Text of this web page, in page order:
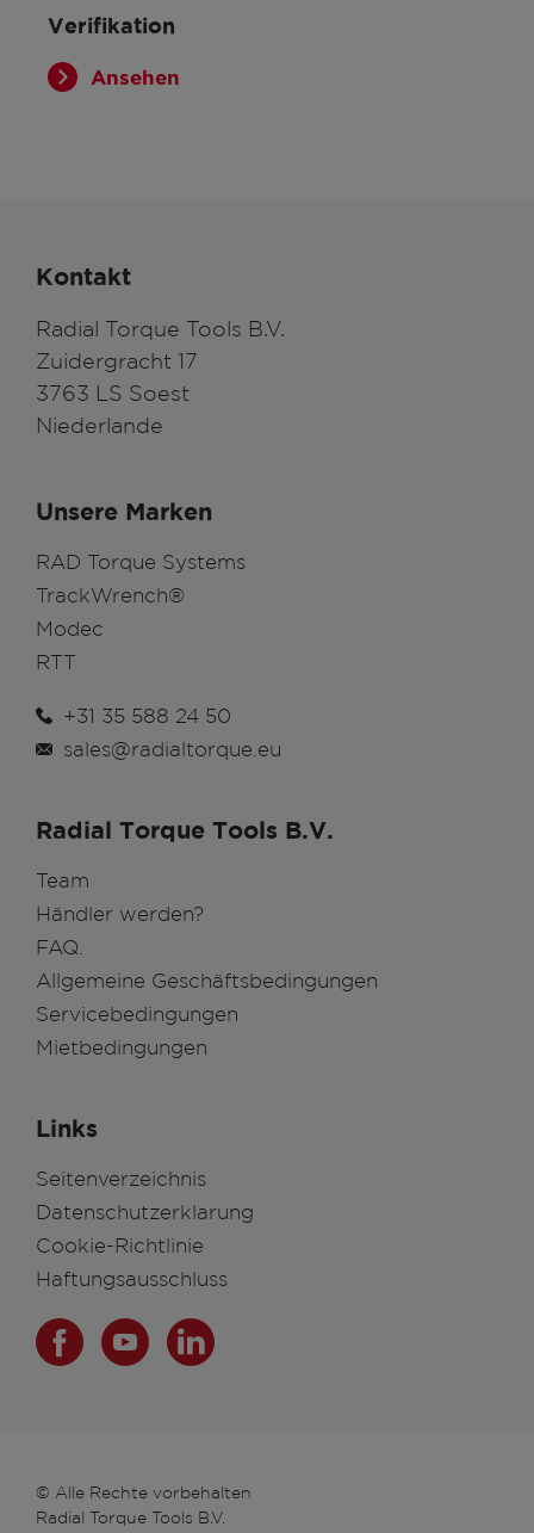
Verifikation
Ansehen
Kontakt
Radial Torque Tools B.V.
Zuidergracht 17
3763 LS Soest
Niederlande
Unsere Marken
RAD Torque Systems
TrackWrench®
Modec
RTT
+31 35 588 24 50
sales@radialtorque.eu
Radial Torque Tools B.V.
Team
Händler werden?
FAQ.
Allgemeine Geschäftsbedingungen
Servicebedingungen
Mietbedingungen
Links
Seitenverzeichnis
Datenschutzerklarung
Cookie-Richtlinie
Haftungsausschluss
© Alle Rechte vorbehalten
Radial Torque Tools B.V.